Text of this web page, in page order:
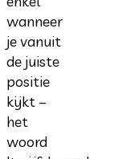
wanneer
je vanuit
de juiste
positie
kijkt –
het
woord